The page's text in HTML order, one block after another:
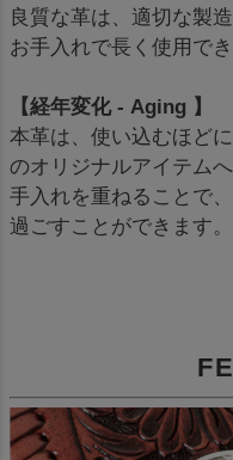
良質な革は、適切な製
お手入れで長く使用でき
【経年変化 - Aging 】
本革は、使い込むほど
のオリジナルアイテムへ
手入れを重ねることで
過ごすことができます。